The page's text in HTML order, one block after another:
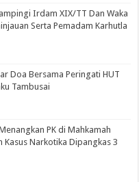
Irdam XIX/TT Dan Waka
Serta Pemadam Karhutla
Doa Bersama Peringati HUT
Tambusai
PK di Mahkamah
Kasus Narkotika Dipangkas 3